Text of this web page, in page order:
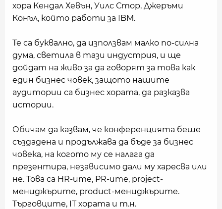
хора Кендал Хевън, Уилс Стор, Джеръми
Конъл, който работи за IBM.
Те са буквално, да използвам малко по-силна
дума, светила в тази индустрия, и ще
дойдат на живо за да говорят за това как
един бизнес човек, защото нашите
аудитории са бизнес хората, да разказва
истории.
Обичам да казвам, че конференцията беше
създадена и продължава да бъде за бизнес
човека, на когото му се налага да
презентира, независимо дали му харесва или
не. Това са HR-ите, PR-ите, project-
мениджърите, product-мениджърите.
Търговците, IT хората и т.н.